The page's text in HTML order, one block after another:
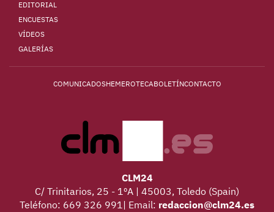
EDITORIAL
ENCUESTAS
VÍDEOS
GALERÍAS
COMUNICADOSHEMEROTECABOLETÍNCONTACTO
CLM24
C/ Trinitarios, 25 - 1ºA | 45003, Toledo (Spain)
Teléfono: 669 326 991| Email: redaccion@clm24.es